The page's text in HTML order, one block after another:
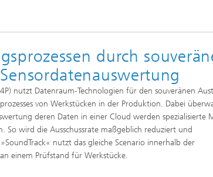
durch
nutzt Datenraum-Technologien für den souveränen
von Werkstücken in der Produktion. Dabei
deren Daten in einer Cloud werden spezialisierte
wird die Ausschussrate maßgeblich reduziert und
nutzt das gleiche Scenario innerhalb der
einem Prüfstand für Werkstücke.